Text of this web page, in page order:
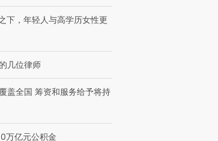
视线｜被称为“蟑螂”的印
下，年轻人与高学历女性更
几位律师
盖全国 筹资和服务给予将持
万亿元公积金